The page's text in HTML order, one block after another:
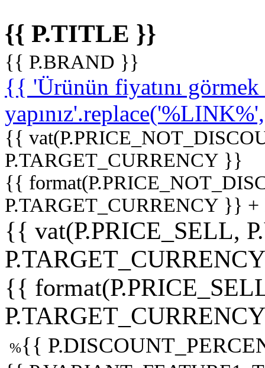
{{ P.TITLE }}
{{ P.BRAND }}
{{ 'Ürünün fiyatını
{{
P.TARGET_CURRENCY }}
{{
P.TARGET_CURRENCY }}
{{ vat(P.PRICE_SELL,
{{
%{{